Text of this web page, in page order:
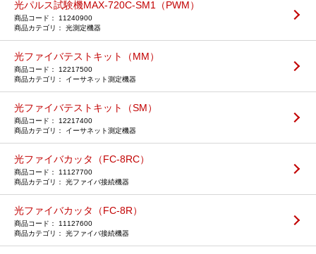
光パルス試験機MAX-720C-SM1（PWM）
11240900
光測定機器
光ファイバテストキット（MM）
12217500
イーサネット測定機器
光ファイバテストキット（SM）
12217400
イーサネット測定機器
光ファイバカッタ（FC-8RC）
11127700
光ファイバ接続機器
光ファイバカッタ（FC-8R）
11127600
光ファイバ接続機器